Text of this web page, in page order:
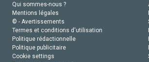
Qui sommes-nous ?
Mentions légales
© - Avertissements
Termes et conditions d'utilisation
Politique rédactionnelle
Politique publicitaire
Cookie settings